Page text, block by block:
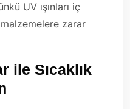
UV ışınları iç
zarar
ile Sıcaklık